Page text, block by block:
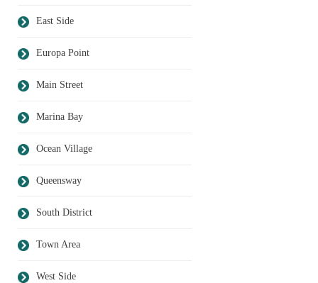
East Side
Europa Point
Main Street
Marina Bay
Ocean Village
Queensway
South District
Town Area
West Side